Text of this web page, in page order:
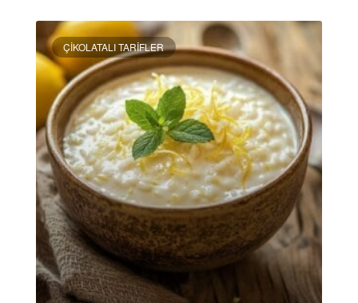
ÇIKOLATALI TARIFLER